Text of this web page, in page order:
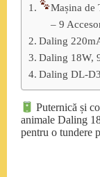
Mașina de
– 9
Daling
Daling 18W,
Daling DL-
Puternică și
animale Daling
pentru o tundere